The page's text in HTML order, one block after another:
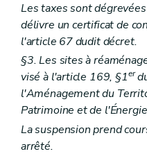
Les taxes sont
délivre un certificat de
l'article 67 dudit décret.
§3. Les sites à
visé à l'article 169, §1er
l'Aménagement du
Patrimoine et de
La suspension prend
arrêté.